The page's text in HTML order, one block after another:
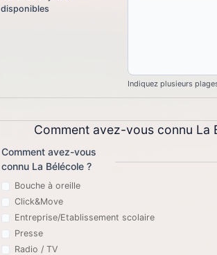
disponibles
Indiquez plusieurs
Comment avez-vous connu La
Comment avez-vous
connu La Bélécole ?
Bouche à oreille
Click&Move
Entreprise/Etablissement scolaire
Presse
Radio / TV